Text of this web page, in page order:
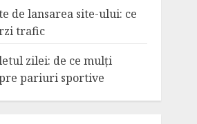
de lansarea site-ului: ce
trafic
zilei: de ce mulți
pariuri sportive